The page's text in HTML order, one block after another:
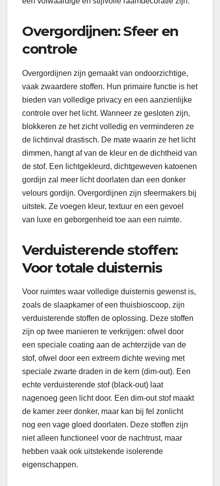
Overgordijnen: Sfeer en
controle
Overgordijnen zijn gemaakt van ondoorzichtige,
vaak zwaardere stoffen. Hun primaire functie is het
bieden van volledige privacy en een aanzienlijke
controle over het licht. Wanneer ze gesloten zijn,
blokkeren ze het zicht volledig en verminderen ze
de lichtinval drastisch. De mate waarin ze het licht
dimmen, hangt af van de kleur en de dichtheid van
de stof. Een lichtgekleurd, dichtgeweven katoenen
gordijn zal meer licht doorlaten dan een donker
velours gordijn. Overgordijnen zijn sfeermakers bij
uitstek. Ze voegen kleur, textuur en een gevoel
van luxe en geborgenheid toe aan een ruimte.
Verduisterende stoffen:
Voor totale duisternis
Voor ruimtes waar volledige duisternis gewenst is,
zoals de slaapkamer of een thuisbioscoop, zijn
verduisterende stoffen de oplossing. Deze stoffen
zijn op twee manieren te verkrijgen: ofwel door
een speciale coating aan de achterzijde van de
stof, ofwel door een extreem dichte weving met
speciale zwarte draden in de kern (dim-out). Een
echte verduisterende stof (black-out) laat
nagenoeg geen licht door. Een dim-out stof maakt
de kamer zeer donker, maar kan bij fel zonlicht
nog een vage gloed doorlaten. Deze stoffen zijn
niet alleen functioneel voor de nachtrust, maar
hebben vaak ook uitstekende isolerende
eigenschappen.